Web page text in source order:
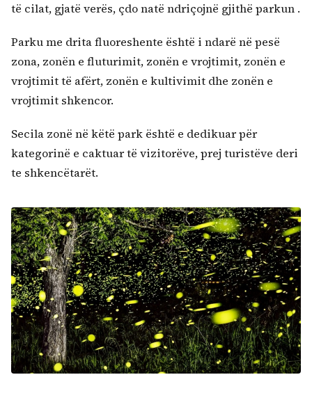
të cilat, gjatë verës, çdo natë ndriçojnë gjithë parkun .
Parku me drita fluoreshente është i ndarë në pesë
zona, zonën e fluturimit, zonën e vrojtimit, zonën e
vrojtimit të afërt, zonën e kultivimit dhe zonën e
vrojtimit shkencor.
Secila zonë në këtë park është e dedikuar për
kategorinë e caktuar të vizitorëve, prej turistëve deri
te shkencëtarët.